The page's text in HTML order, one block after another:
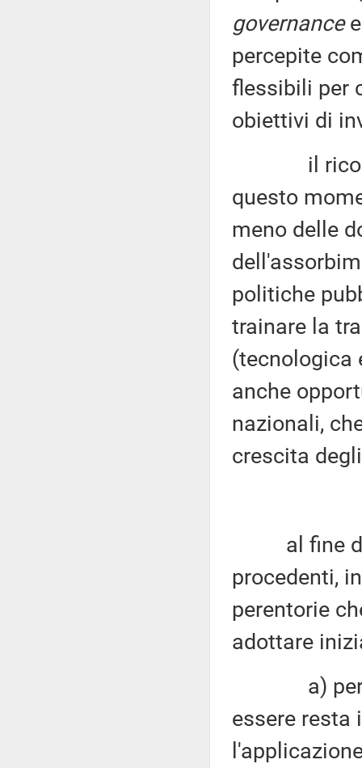
governancee
percepite
flessibili per
obiettivi di
il ricorso
questo
meno delle
politiche
trainare la
(tecnologica
anche
nazionali,
crescita
al fine di
procedenti,
perentorie
adottare
a) per le
essere resta